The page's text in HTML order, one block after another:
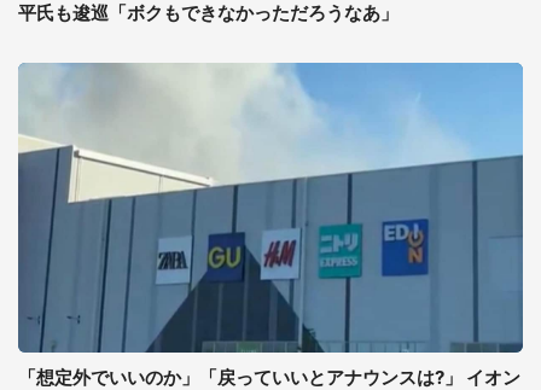
平氏も逡巡「ボクもできなかっただろうなあ」
「想定外でいいのか」「戻っていいとアナウンスは?」 イオン